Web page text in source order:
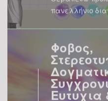
πανελλήνιο
Φοβος,
Ευτυχια